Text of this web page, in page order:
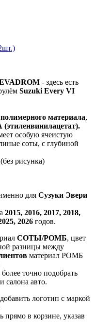
- здесь есть
Suzuki Every VI
полимерного материала,
особую ячеистую
соты, с глубиной
рисунка)
для Сузуки Эвери
2015, 2016, 2017, 2018,
2026 годов.
СОТЫ/РОМБ, цвет
разницы между
материал РОМБ
точно подобрать
салона авто.
логотип с маркой
в корзине, указав